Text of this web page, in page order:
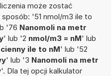
może zostać
'51 nmol/m3 ile to
'76 Nanomoli na metr
' lub '2 nmol/m3 = nM' lub
ile to nM' lub '52
' lub '3 Nanomoli na metr
'. Dla tej opcji kalkulator